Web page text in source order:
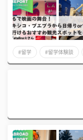
#留学 #留学体験談